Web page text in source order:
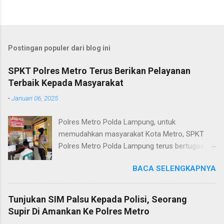
Postingan populer dari blog ini
SPKT Polres Metro Terus Berikan Pelayanan
Terbaik Kepada Masyarakat
-Januari 06, 2025
Polres Metro Polda Lampung, untuk
memudahkan masyarakat Kota Metro, SPKT
Polres Metro Polda Lampung terus bertugas
terkait layanan pengaduan, pelayanan SKCK dan
pelayanan Identifikasi sidik jari secara terpadu
kepada masyarakat. Senin (06/01/2025) Dalam
mewujudkan pelayanan prima kepolisian, SPKT
BACA SELENGKAPNYA
Tunjukan SIM Palsu Kepada Polisi, Seorang
Supir Di Amankan Ke Polres Metro